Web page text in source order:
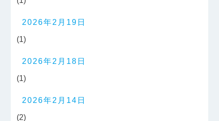
2026年2月19日
(1)
2026年2月18日
(1)
2026年2月14日
(2)